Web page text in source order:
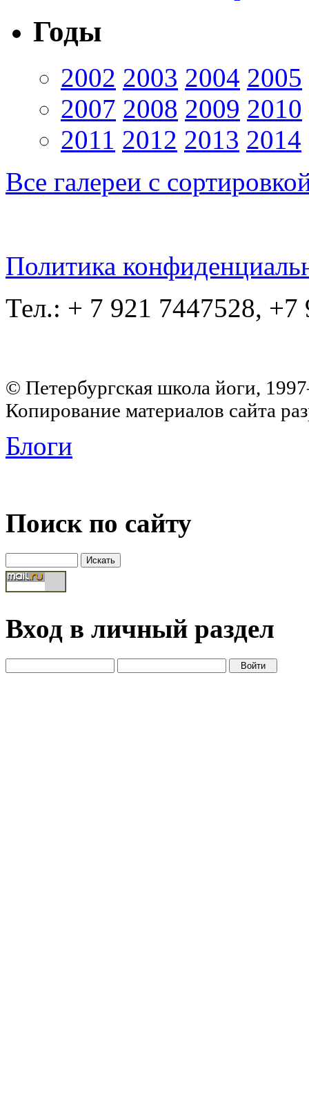
Годы
2002 2003 2004 2005
2007 2008 2009 2010
2011 2012 2013 2014
Все галереи с
Политика
Тел.: + 7 921 7447528, +7
© Петербургская школа йоги,
Копирование материалов сайта
Блоги
Поиск по сайту
Вход в личный раздел